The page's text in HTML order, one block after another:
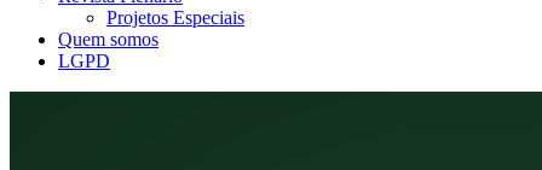
Projetos Especiais
Quem somos
LGPD